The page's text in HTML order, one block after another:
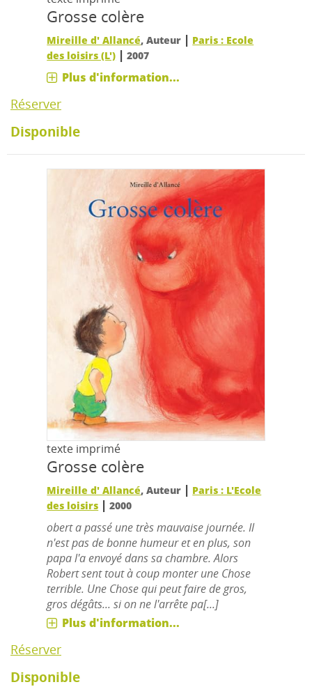
Grosse colère
Mireille d' Allancé, Auteur | Paris : Ecole
des loisirs (L') |2007
Plus d'information...
Réserver
Disponible
texte imprimé
Grosse colère
Mireille d' Allancé, Auteur | Paris : L'Ecole
des loisirs |2000
obert a passé une très mauvaise journée. Il
n'est pas de bonne humeur et en plus, son
papa l'a envoyé dans sa chambre. Alors
Robert sent tout à coup monter une Chose
terrible. Une Chose qui peut faire de gros,
gros dégâts... si on ne l'arrête pa[...]
Plus d'information...
Réserver
Disponible